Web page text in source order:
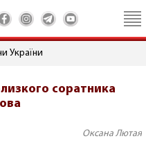
України
соратника
Оксана Лютая